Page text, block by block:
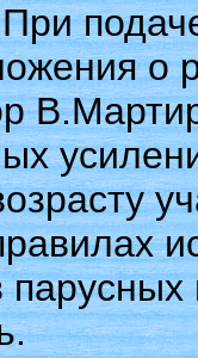
о